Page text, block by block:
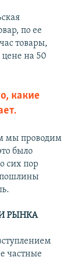
по ее
товары,
на 50
какие
мы проводим
было
сих пор
пошлины
РЫНКА
частные